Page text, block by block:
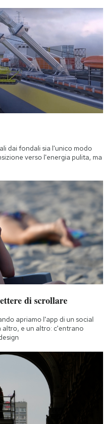
dai fondali sia l'unico modo
verso l'energia pulita, ma
di scrollare
apriamo l'app di un social
altro, e un altro: c'entrano